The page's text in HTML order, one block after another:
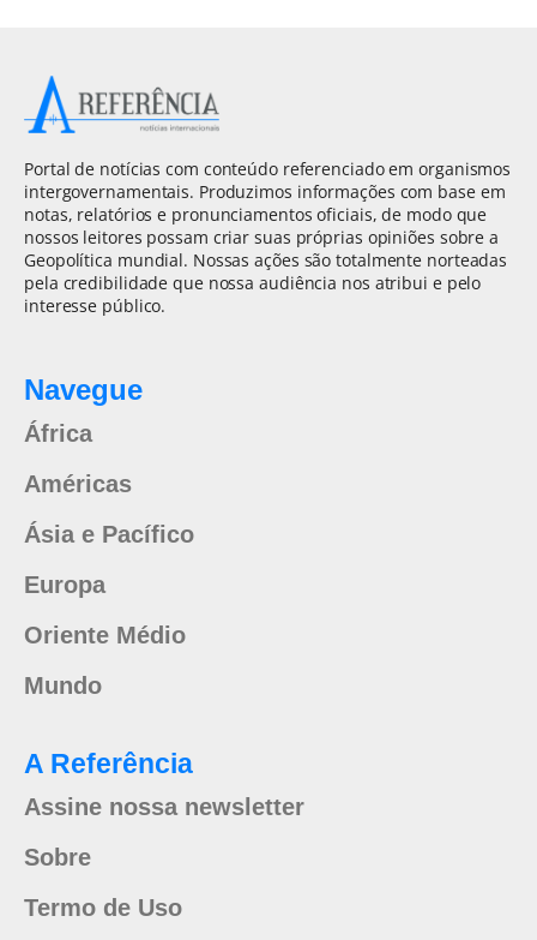
Portal de notícias com conteúdo referenciado em organismos
intergovernamentais. Produzimos informações com base em
notas, relatórios e pronunciamentos oficiais, de modo que
nossos leitores possam criar suas próprias opiniões sobre a
Geopolítica mundial. Nossas ações são totalmente norteadas
pela credibilidade que nossa audiência nos atribui e pelo
interesse público.
Navegue
África
Américas
Ásia e Pacífico
Europa
Oriente Médio
Mundo
A Referência
Assine nossa newsletter
Sobre
Termo de Uso